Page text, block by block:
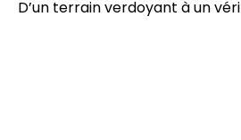
D’un terrain verdoyant à un